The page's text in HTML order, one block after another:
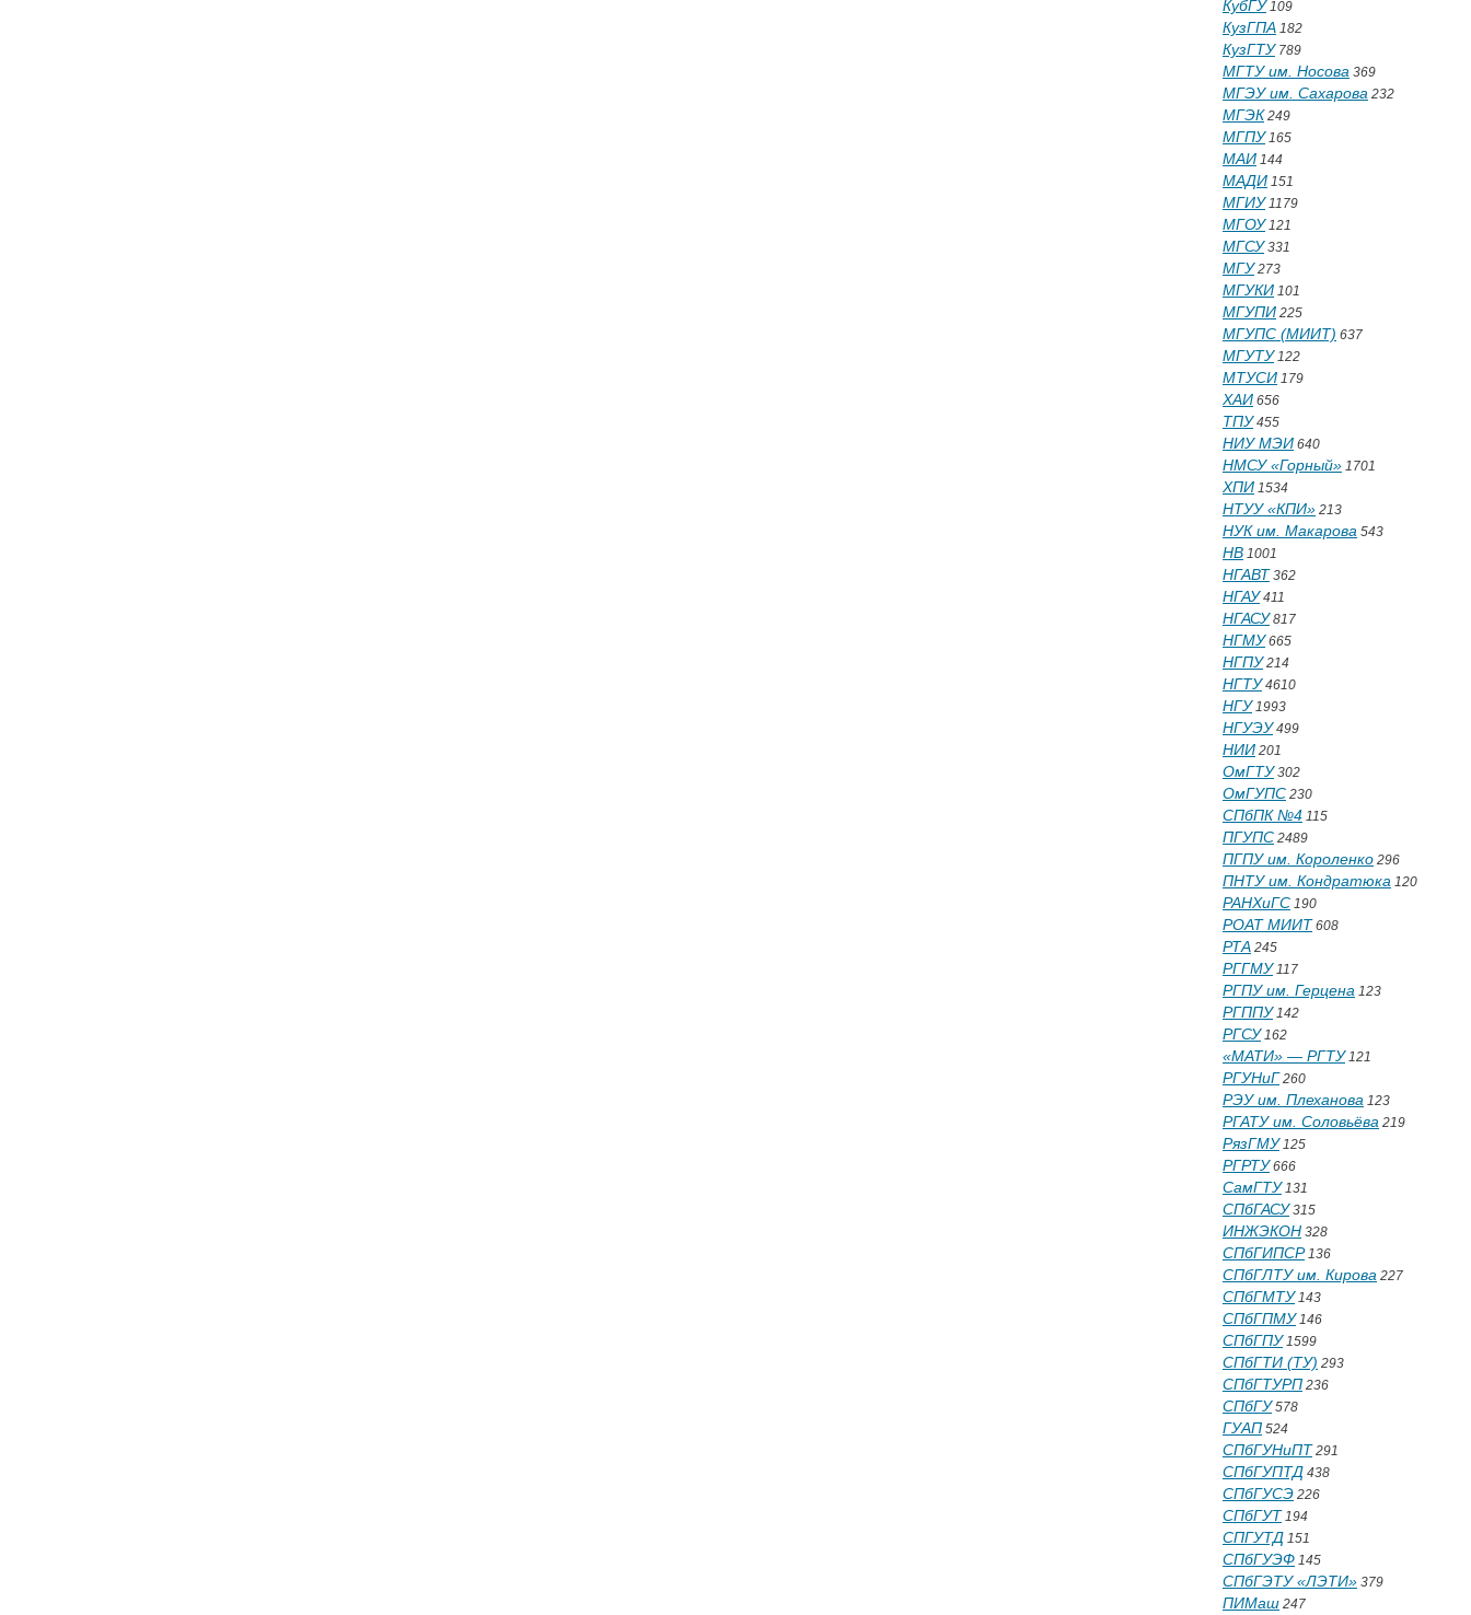
КубГУ109
КузГПА 182
КузГТУ789
МГТУ им. Носова 369
МГЭУ им. Сахарова 232
МГЭК 249
МГПУ165
МАИ 144
МАДИ 151
МГИУ1179
МГОУ121
МГСУ331
МГУ273
МГУКИ 101
МГУПИ 225
МГУПС (МИИТ) 637
МГУТУ122
МТУСИ 179
ХАИ 656
ТПУ455
НИУ МЭИ 640
НМСУ «Горный» 1701
ХПИ 1534
НТУУ «КПИ» 213
НУК им. Макарова 543
НВ 1001
НГАВТ 362
НГАУ411
НГАСУ817
НГМУ665
НГПУ214
НГТУ4610
НГУ1993
НГУЭУ499
НИИ 201
ОмГТУ302
ОмГУПС 230
СПбПК №4 115
ПГУПС 2489
ПГПУ им. Короленко 296
ПНТУ им. Кондратюка 120
РАНХиГС 190
РОАТ МИИТ 608
РТА 245
РГГМУ117
РГПУ им. Герцена 123
РГППУ142
РГСУ162
«МАТИ» — РГТУ121
РГУНиГ 260
РЭУ им. Плеханова 123
РГАТУ им. Соловьёва 219
РязГМУ125
РГРТУ666
СамГТУ131
СПбГАСУ315
ИНЖЭКОН 328
СПбГИПСР136
СПбГЛТУ им. Кирова 227
СПбГМТУ143
СПбГПМУ146
СПбГПУ1599
СПбГТИ (ТУ) 293
СПбГТУРП 236
СПбГУ578
ГУАП 524
СПбГУНиПТ 291
СПбГУПТД 438
СПбГУСЭ 226
СПбГУТ 194
СПГУТД 151
СПбГУЭФ 145
СПбГЭТУ «ЛЭТИ» 379
ПИМаш 247